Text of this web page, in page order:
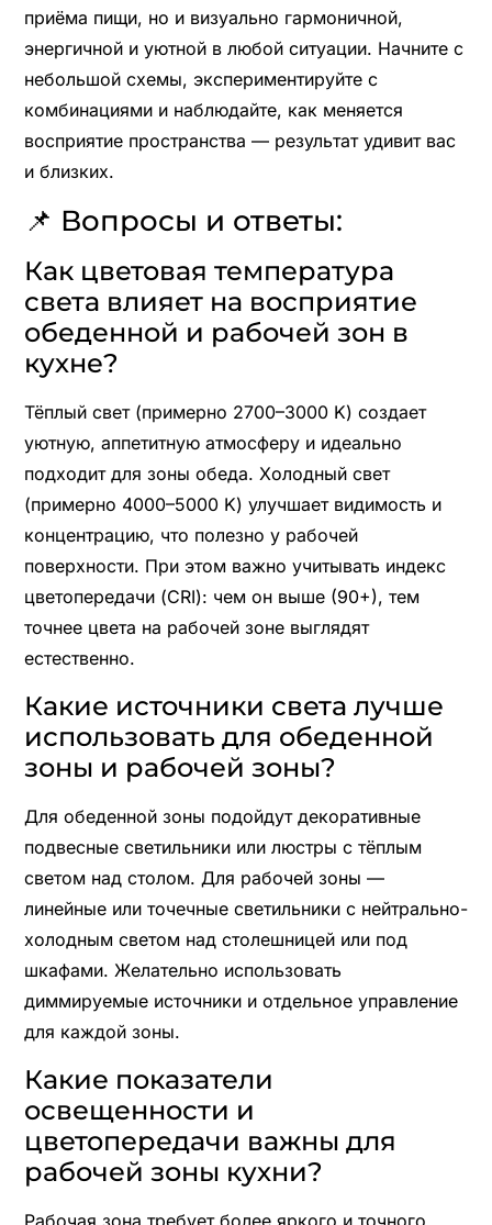
приёма пищи, но и визуально гармоничной,
энергичной и уютной в любой ситуации. Начните с
небольшой схемы, экспериментируйте с
комбинациями и наблюдайте, как меняется
восприятие пространства — результат удивит вас
и близких.
📌 Вопросы и ответы:
Как цветовая температура
света влияет на восприятие
обеденной и рабочей зон в
кухне?
Тёплый свет (примерно 2700–3000 K) создает
уютную, аппетитную атмосферу и идеально
подходит для зоны обеда. Холодный свет
(примерно 4000–5000 K) улучшает видимость и
концентрацию, что полезно у рабочей
поверхности. При этом важно учитывать индекс
цветопередачи (CRI): чем он выше (90+), тем
точнее цвета на рабочей зоне выглядят
естественно.
Какие источники света лучше
использовать для обеденной
зоны и рабочей зоны?
Для обеденной зоны подойдут декоративные
подвесные светильники или люстры с тёплым
светом над столом. Для рабочей зоны —
линейные или точечные светильники с нейтрально-
холодным светом над столешницей или под
шкафами. Желательно использовать
диммируемые источники и отдельное управление
для каждой зоны.
Какие показатели
освещенности и
цветопередачи важны для
рабочей зоны кухни?